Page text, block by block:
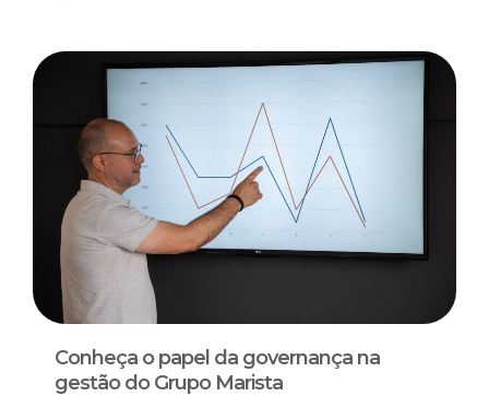
Conheça o papel da governança na
gestão do Grupo Marista